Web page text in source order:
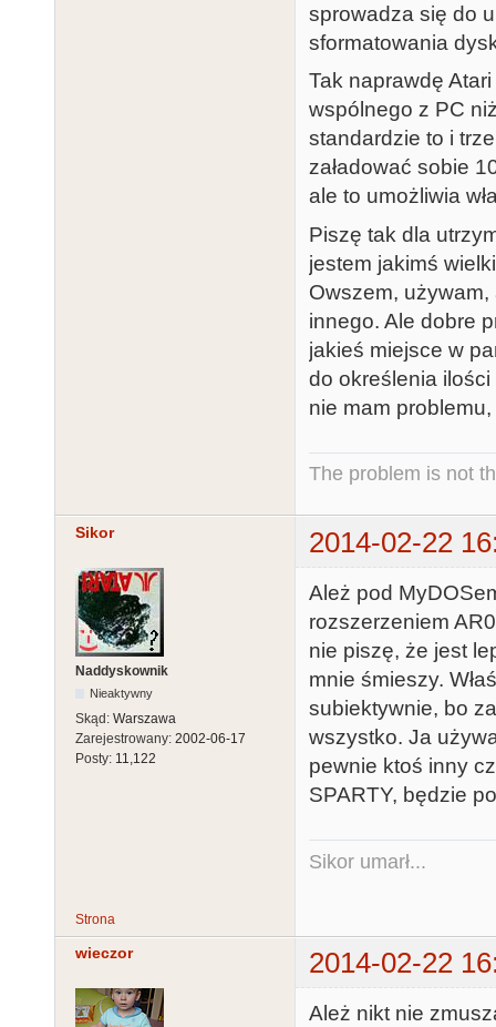
sprowadza się do
sformatowania
Tak naprawdę
wspólnego z PC
standardzie to i
załadować sobie
ale to umożliwia
Piszę tak dla
jestem jakimś
Owszem, używam,
innego. Ale dobre
jakieś miejsce w
do określenia
nie mam
The problem is not
Sikor 2014-02-22
Naddyskownik
Nieaktywny
Skąd: Warszawa
Zarejestrowany: 2002-06-17
Posty: 11,122
Ależ pod
rozszerzeniem
nie piszę, że jest
mnie śmieszy.
subiektywnie, bo
wszystko. Ja
pewnie ktoś inny
SPARTY, będzie
Sikor umarł...
Strona
wieczor 2014-02-22
Ależ nikt nie